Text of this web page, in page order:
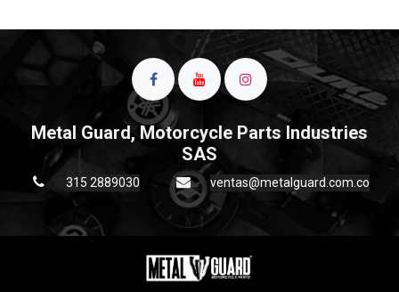
Metal Guard, Motorcycle Parts Industries
SAS
315 2889030 ventas@metalguard.com.co